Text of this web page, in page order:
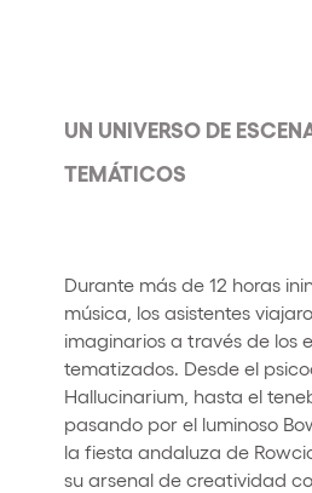
UN UNIVERSO DE
TEMÁTICOS
Durante más de 12 horas
música, los asistentes
imaginarios a través de los
tematizados. Desde el
Hallucinarium, hasta el
pasando por el luminoso
la fiesta andaluza de
su arsenal de creatividad